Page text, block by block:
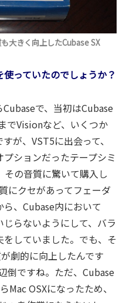
大きく向上したCubase SX
っていたのでしょうか？
で、当初はCubase
でVisionなど、いくつか
が、VST5に出会って、
ションだったテープシミ
の音質に驚いて購入し
にクセがあってフェーダ
、Cubase内において
らないようにして、バラ
していました。でも、そ
劇的に向上したんです
倒ですね。ただ、Cubase
Mac OSXになったため、